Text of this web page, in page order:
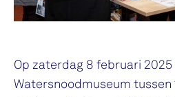
Op zaterdag 8 februari
Watersnoodmuseum tussen